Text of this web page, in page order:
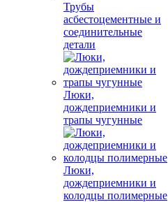
Трубы
асбестоцементные и
соединительные
детали
Люки,
дождеприемники и
трапы чугунные
Люки,
дождеприемники и
колодцы полимерные